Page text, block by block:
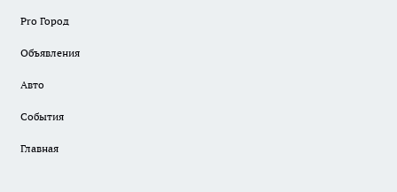
Pro Город
Объявления
Авто
События
Главная